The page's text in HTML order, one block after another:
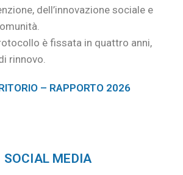
dell’innovazione sociale e
è fissata in quattro anni,
rinnovo.
– RAPPORTO 2026
SOCIAL MEDIA